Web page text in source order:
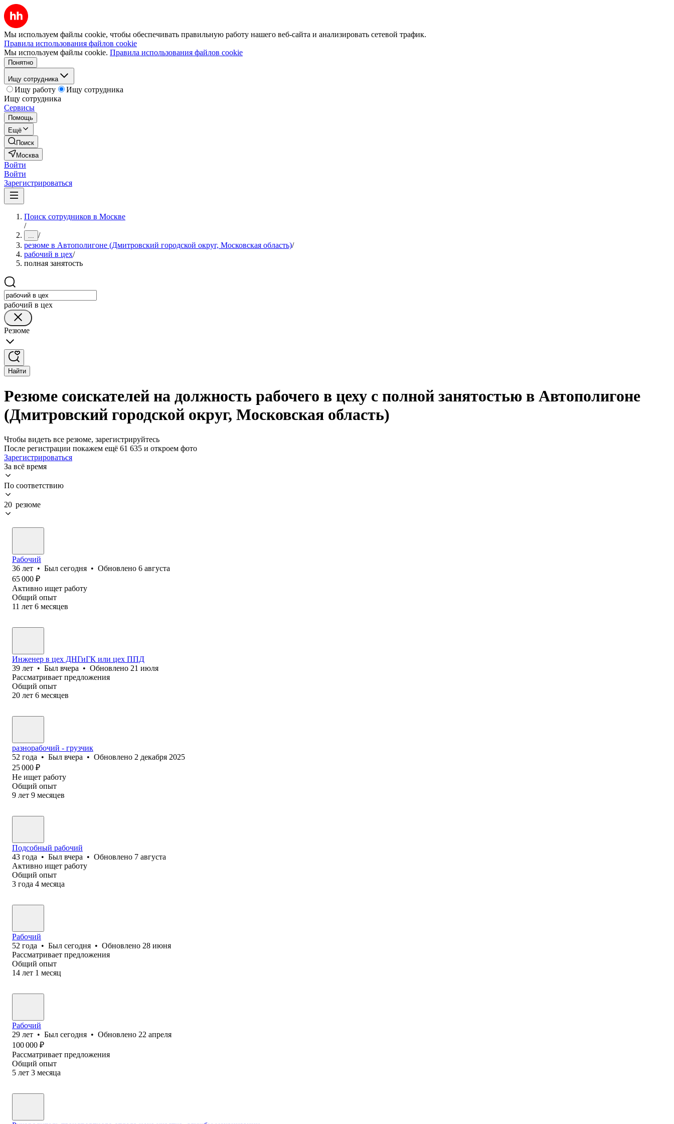
Мы используем файлы cookie, чтобы обеспечивать правильную работу нашего веб-сайта и анализировать сетевой трафик.
Правила использования файлов cookie
Мы используем файлы cookie. Правила использования файлов cookie
Понятно
Ищу сотрудника
Ищу работу
Ищу сотрудника
Ищу сотрудника
Сервисы
Помощь
Ещё
Поиск
Москва
Войти
Войти
Зарегистрироваться
Поиск сотрудников в Москве
/
... /
резюме в Автополигоне (Дмитровский городской округ, Московская область)/
рабочий в цех/
полная занятость
рабочий в цех
Резюме
Найти
Резюме соискателей на должность рабочего в цеху с полной занятостью в Автополигоне
(Дмитровский городской округ, Московская область)
Чтобы видеть все резюме, зарегистрируйтесь
После регистрации покажем ещё 61 635 и откроем фото
Зарегистрироваться
За всё время
По соответствию
20 резюме
Рабочий
36 лет • Был сегодня • Обновлено 6 августа
65 000 ₽
Активно ищет работу
Общий опыт
11 лет 6 месяцев
Инженер в цех ДНГиГК или цех ППД
39 лет • Был вчера • Обновлено 21 июля
Рассматривает предложения
Общий опыт
20 лет 6 месяцев
разнорабочий - грузчик
52 года • Был вчера • Обновлено 2 декабря 2025
25 000 ₽
Не ищет работу
Общий опыт
9 лет 9 месяцев
Подсобный рабочий
43 года • Был вчера • Обновлено 7 августа
Активно ищет работу
Общий опыт
3 года 4 месяца
Рабочий
52 года • Был сегодня • Обновлено 28 июня
Рассматривает предложения
Общий опыт
14 лет 1 месяц
Рабочий
29 лет • Был сегодня • Обновлено 22 апреля
100 000 ₽
Рассматривает предложения
Общий опыт
5 лет 3 месяца